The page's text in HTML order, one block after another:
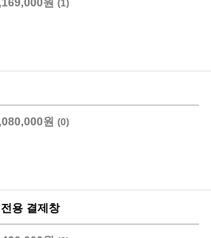
(1)
원 (0)
용 결제창